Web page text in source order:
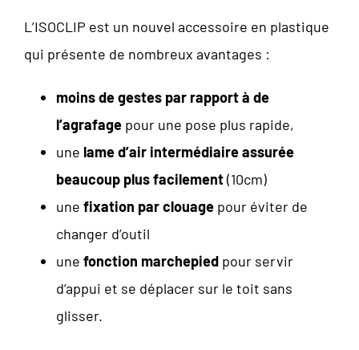
L’ISOCLIP est un nouvel accessoire en plastique
qui présente de nombreux avantages :
moins de gestes par rapport à de
l’agrafage pour une pose plus rapide,
une lame d’air intermédiaire assurée
beaucoup plus facilement(10cm)
une fixation par clouage pour éviter de
changer d’outil
une fonction marchepied pour servir
d’appui et se déplacer sur le toit sans
glisser.